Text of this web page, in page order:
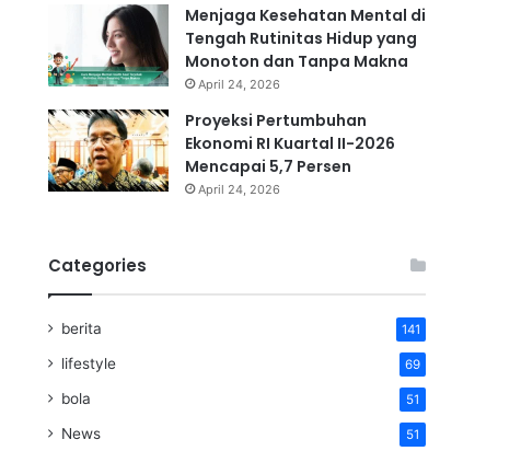
Menjaga Kesehatan Mental di
Tengah Rutinitas Hidup yang
Monoton dan Tanpa Makna
April 24, 2026
Proyeksi Pertumbuhan
Ekonomi RI Kuartal II-2026
Mencapai 5,7 Persen
April 24, 2026
Categories
berita 141
lifestyle 69
bola 51
News 51